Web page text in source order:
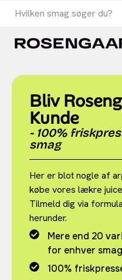
Bliv
Kunde
- 100%
smag
Her er blot nogle af
købe vores lækre
Tilmeld dig via
herunder.
Mere end 20
for enhver smag
100%